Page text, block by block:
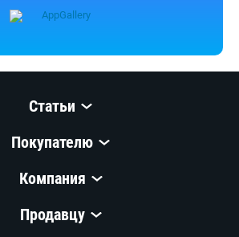
Статьи
Покупателю
Компания
Продавцу